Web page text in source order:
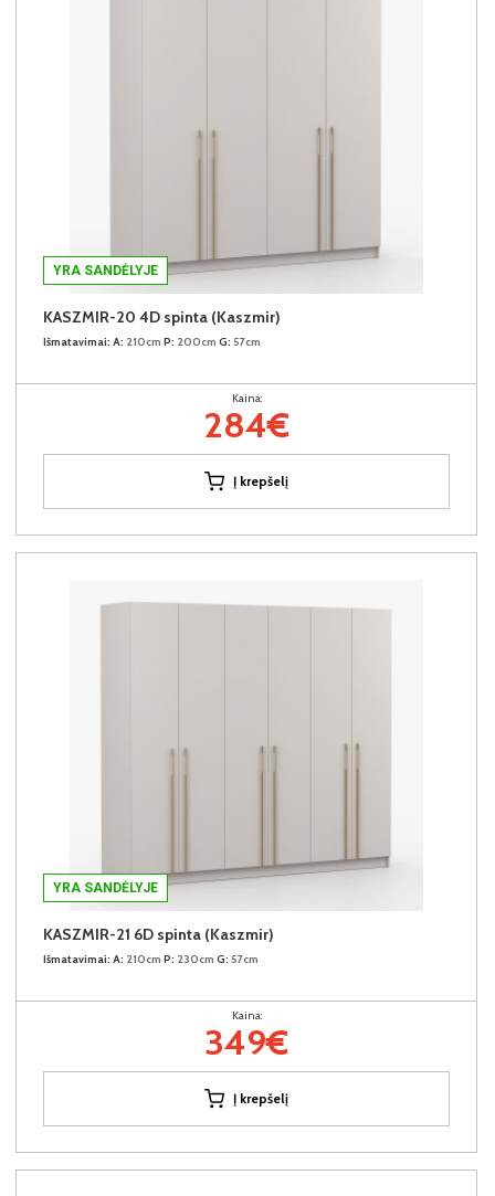
YRA SANDĖLYJE
KASZMIR-20 4D spinta (Kaszmir)
Išmatavimai: A: 210cm P: 200cm G: 57cm
Kaina:
284€
Į krepšelį
YRA SANDĖLYJE
KASZMIR-21 6D spinta (Kaszmir)
Išmatavimai: A: 210cm P: 230cm G: 57cm
Kaina:
349€
Į krepšelį